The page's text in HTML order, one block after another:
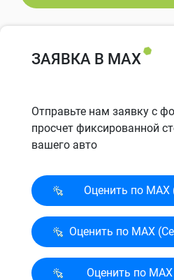
ЗАЯВКА В MAX
Отправьте нам заявку с
просчет фиксированной
вашего авто
Оценить по
Оценить по MAX
Оценить по